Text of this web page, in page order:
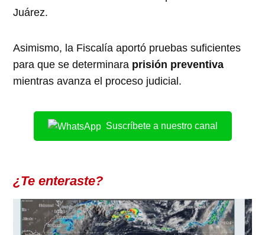
Juárez.
Asimismo, la Fiscalía aportó pruebas suficientes
para que se determinara prisión preventiva
mientras avanza el proceso judicial.
Suscríbete a nuestro canal
¿Te enteraste?